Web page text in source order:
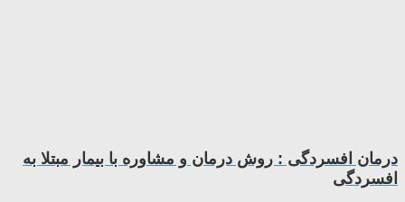
درمان افسردگی : روش درمان و مشاوره با بیمار مبتلا به
افسردگی